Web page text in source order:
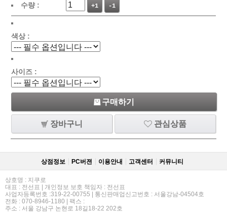
수량 :
+1 -1
색상 :
사이즈 :
구매하기
장바구니 관심상품
상점정보 PC버젼 이용안내 고객센터 커뮤니티
상호명 : 지쿠로
대표 : 전선표 | 개인정보 보호 책임자 : 전선표
사업자등록번호 :319-22-00755 | 통신판매업신고번호 : 서울강남-04504호
전화 : 070-8946-1180 | 팩스 :
주소 : 서울 강남구 논현로 18길18-22 202호